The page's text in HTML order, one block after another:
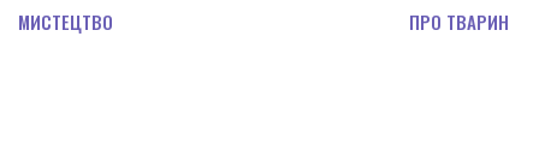
МИСТЕЦТВО ПРО ТВАРИН